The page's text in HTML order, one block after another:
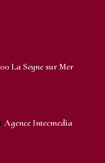
La Seyne sur Mer
Agence Intecmedia